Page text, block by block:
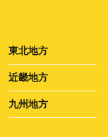
東北地方
近畿地方
九州地方